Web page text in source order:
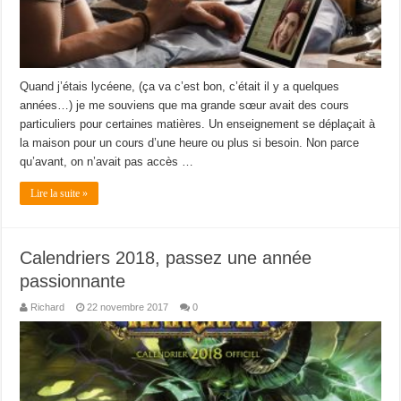
Quand j’étais lycéene, (ça va c’est bon, c’était il y a quelques
années…) je me souviens que ma grande sœur avait des cours
particuliers pour certaines matières. Un enseignement se déplaçait à
la maison pour un cours d’une heure ou plus si besoin. Non parce
qu’avant, on n’avait pas accès …
Lire la suite »
Calendriers 2018, passez une année
passionnante
Richard 22 novembre 2017 0